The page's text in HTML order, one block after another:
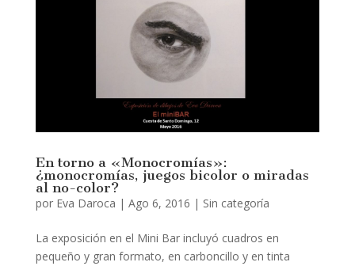
En torno a «Monocromías»:
¿monocromías, juegos bicolor o miradas
al no-color?
por Eva Daroca | Ago 6, 2016 | Sin categoría
La exposición en el Mini Bar incluyó cuadros en
pequeño y gran formato, en carboncillo y en tinta